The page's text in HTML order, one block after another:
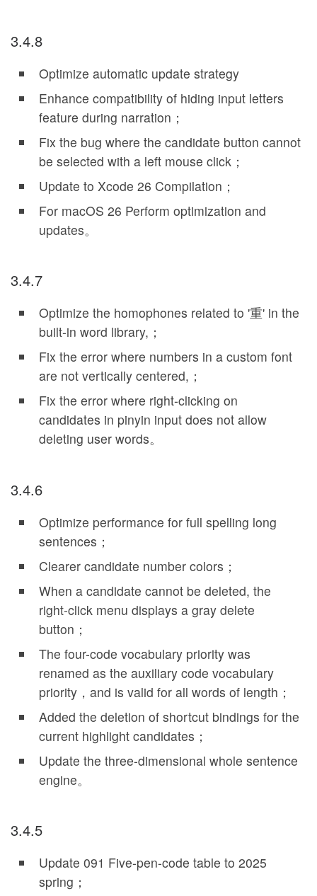
3.4.8
Optimize automatic update strategy
Enhance compatibility of hiding input letters
feature during narration；
Fix the bug where the candidate button cannot
be selected with a left mouse click；
Update to Xcode 26 Compilation；
For macOS 26 Perform optimization and
updates。
3.4.7
Optimize the homophones related to '重' in the
built-in word library,；
Fix the error where numbers in a custom font
are not vertically centered,；
Fix the error where right-clicking on
candidates in pinyin input does not allow
deleting user words。
3.4.6
Optimize performance for full spelling long
sentences；
Clearer candidate number colors；
When a candidate cannot be deleted, the
right-click menu displays a gray delete
button；
The four-code vocabulary priority was
renamed as the auxiliary code vocabulary
priority，and is valid for all words of length；
Added the deletion of shortcut bindings for the
current highlight candidates；
Update the three-dimensional whole sentence
engine。
3.4.5
Update 091 Five-pen-code table to 2025
spring；